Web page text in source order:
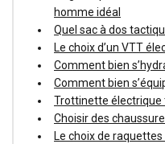
homme idéal
Quel sac à dos
Le choix d’un VTT
Comment bien
Comment bien
Trottinette électrique
Choisir des
Le choix de